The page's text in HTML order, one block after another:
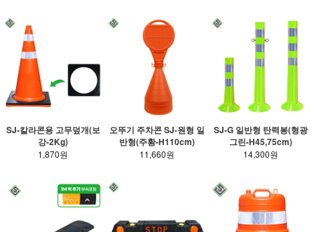
SJ-칼라콘용 고무덮개(보
강-2Kg)
1,870원
오뚜기 주차콘 SJ-원형 일
반형(주황-H110cm)
11,660원
SJ-G 일반형 탄력봉(형광
그린-H45,75cm)
14,300원